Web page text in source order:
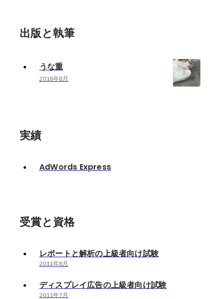
出版と執筆
うな重
2018年8月
実績
AdWords Express
受賞と資格
レポートと解析の上級者向け試験
2011年8月
ディスプレイ広告の上級者向け試験
2011年7月